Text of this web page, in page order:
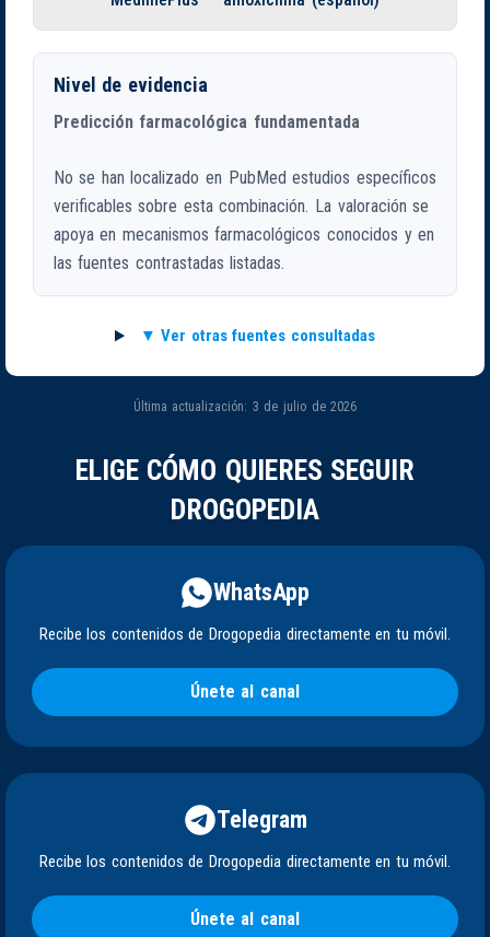
Nivel de evidencia
Predicción farmacológica fundamentada
No se han localizado en PubMed estudios específicos
verificables sobre esta combinación. La valoración se
apoya en mecanismos farmacológicos conocidos y en
las fuentes contrastadas listadas.
Ver otras fuentes consultadas
Última actualización: 3 de julio de 2026
ELIGE CÓMO QUIERES SEGUIR
DROGOPEDIA
WhatsApp
Recibe los contenidos de Drogopedia directamente en tu móvil.
Únete al canal
Telegram
Recibe los contenidos de Drogopedia directamente en tu móvil.
Únete al canal